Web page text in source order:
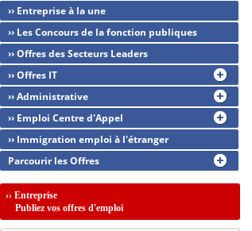
›› Entreprise à la une
›› Les Concours de la fonction publiques
›› Offres des Secteurs Leaders
›› Offres IT
›› Administrative
›› Emploi Centre d'Appel
›› Immigration emploi à l'étranger
Parcourir les Offres
›› Entreprise
Publiez vos offres d'emploi